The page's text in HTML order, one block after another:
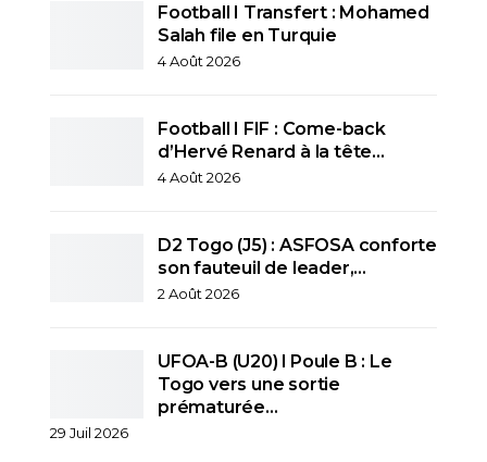
Football I Transfert : Mohamed
Salah file en Turquie
4 Août 2026
Football I FIF : Come-back
d’Hervé Renard à la tête…
4 Août 2026
D2 Togo (J5) : ASFOSA conforte
son fauteuil de leader,…
2 Août 2026
UFOA-B (U20) l Poule B : Le
Togo vers une sortie
prématurée…
29 Juil 2026